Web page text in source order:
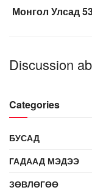
Монгол Улсад
Discussion
Categories
БУСАД
ГАДААД МЭДЭЭ
ЗӨВЛӨГӨӨ